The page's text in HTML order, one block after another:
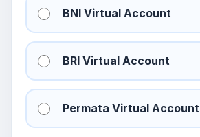
BNI Virtual Account
BRI Virtual Account
Permata Virtual Account